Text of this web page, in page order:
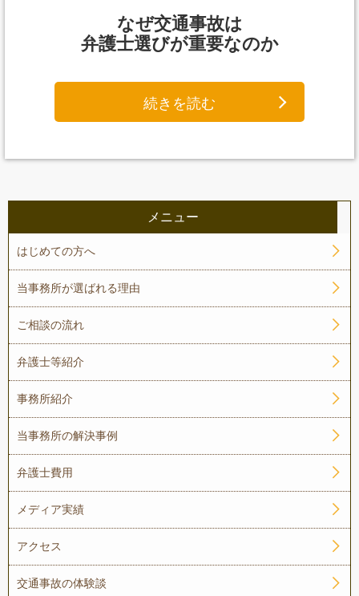
なぜ交通事故は
弁護士選びが重要なのか
続きを読む
メニュー
はじめての方へ
当事務所が選ばれる理由
ご相談の流れ
弁護士等紹介
事務所紹介
当事務所の解決事例
弁護士費用
メディア実績
アクセス
交通事故の体験談